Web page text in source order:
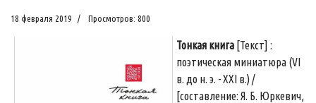
18 февраля 2019 Просмотров: 800
Тонкая книга [Текст] :
поэтическая миниатюра (VI
в. до н. э. - XXI в.) /
[составление: Я. Б. Юркевич,